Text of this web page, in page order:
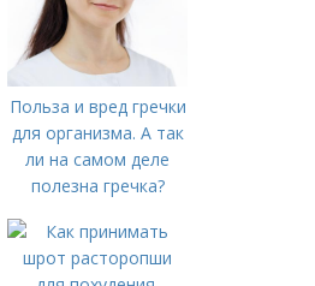
Польза и вред гречки
для организма. А так
ли на самом деле
полезна гречка?